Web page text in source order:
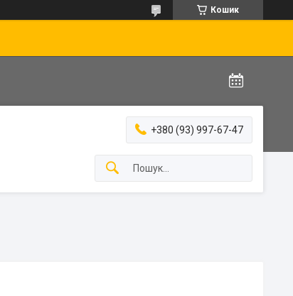
Кошик
+380 (93) 997-67-47